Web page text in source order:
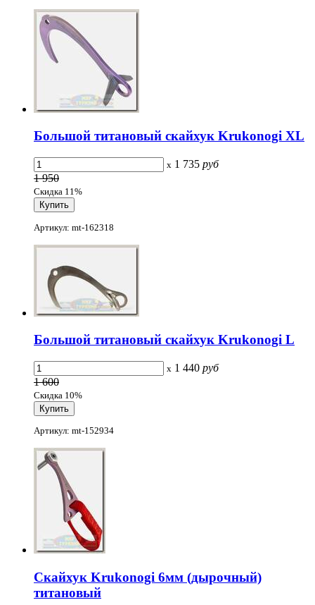
Большой титановый скайхук Krukonogi XL
x 1 735 руб
1 950
Скидка 11%
Артикул: mt-162318
Большой титановый скайхук Krukonogi L
x 1 440 руб
1 600
Скидка 10%
Артикул: mt-152934
Скайхук Krukonogi 6мм (дырочный)
титановый